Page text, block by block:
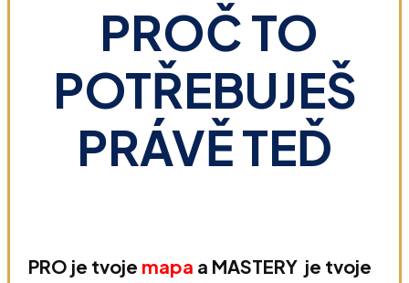
PROČ TO
POTŘEBUJEŠ
PRÁVĚ TEĎ
PRO je tvoje mapa a MASTERY je tvoje